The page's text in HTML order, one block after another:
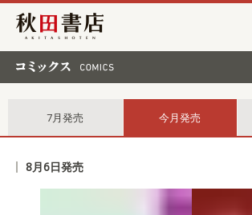
秋田書店
7月発売 今月発売
8月6日発売